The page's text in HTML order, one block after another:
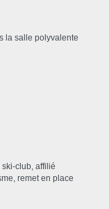
la salle polyvalente
club, affilié
remet en place